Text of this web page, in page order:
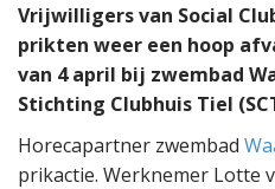
Vrijwilligers van Social
prikten weer een hoop
van 4 april bij zwembad
Stichting Clubhuis Tiel
Horecapartner zwembad
prikactie. Werknemer Lotte